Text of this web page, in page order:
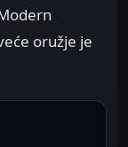
oružje je